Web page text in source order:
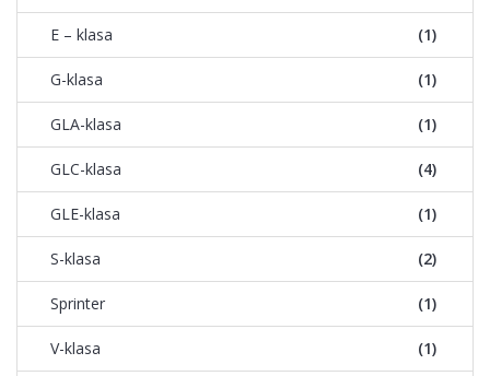
E – klasa (1)
G-klasa (1)
GLA-klasa (1)
GLC-klasa (4)
GLE-klasa (1)
S-klasa (2)
Sprinter (1)
V-klasa (1)